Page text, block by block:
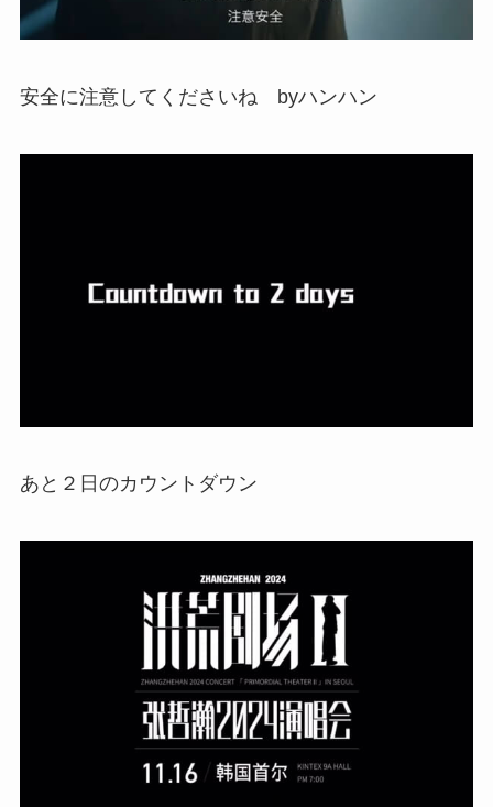
安全に注意してくださいね byハンハン
あと２日のカウントダウン